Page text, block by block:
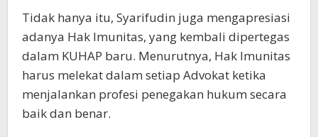
Tidak hanya itu, Syarifudin juga mengapresiasi
adanya Hak Imunitas, yang kembali dipertegas
dalam KUHAP baru. Menurutnya, Hak Imunitas
harus melekat dalam setiap Advokat ketika
menjalankan profesi penegakan hukum secara
baik dan benar.